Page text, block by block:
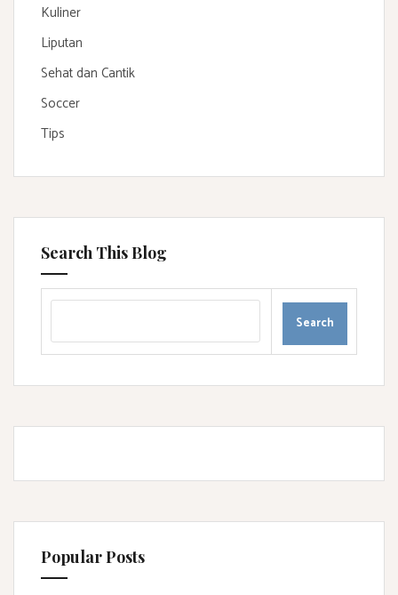
Kuliner
Liputan
Sehat dan Cantik
Soccer
Tips
Search This Blog
Popular Posts